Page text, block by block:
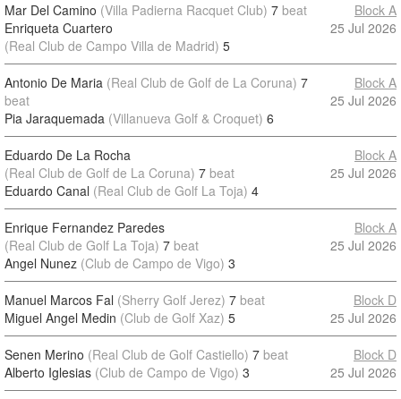
Mar Del Camino (Villa Padierna Racquet Club) 7 beat
Enriqueta Cuartero
(Real Club de Campo Villa de Madrid) 5
Block A
25 Jul 2026
Antonio De Maria (Real Club de Golf de La Coruna) 7
beat
Pia Jaraquemada (Villanueva Golf & Croquet) 6
Block A
25 Jul 2026
Eduardo De La Rocha
(Real Club de Golf de La Coruna) 7 beat
Eduardo Canal (Real Club de Golf La Toja) 4
Block A
25 Jul 2026
Enrique Fernandez Paredes
(Real Club de Golf La Toja) 7 beat
Angel Nunez (Club de Campo de Vigo) 3
Block A
25 Jul 2026
Manuel Marcos Fal (Sherry Golf Jerez) 7 beat
Miguel Angel Medin (Club de Golf Xaz) 5
Block D
25 Jul 2026
Senen Merino (Real Club de Golf Castiello) 7 beat
Alberto Iglesias (Club de Campo de Vigo) 3
Block D
25 Jul 2026